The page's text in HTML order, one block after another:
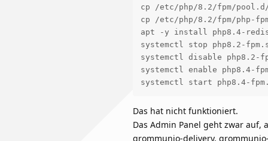
cp /etc/php/8.2/fpm/
cp /etc/php/8.2/fpm/php-
apt -y install php8.4-
systemctl stop php8.2-
systemctl disable php8.2-
systemctl enable php8.4-
Das hat nicht funktioniert.
Das Admin Panel geht zwar
grommunio-delivery,